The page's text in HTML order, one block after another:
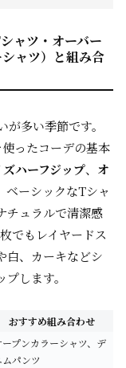
ャツ・オーバー
ャツ）と組み合
多い季節です。
ったコーデの基本
ハーフジップ、 オ
ベーシックなTシャ
チュラルで清潔感
でもレイヤードス
白、カーキなどシ
します。
おすすめ組み合わせ
ープンカラーシャツ、デ
ムパンツ